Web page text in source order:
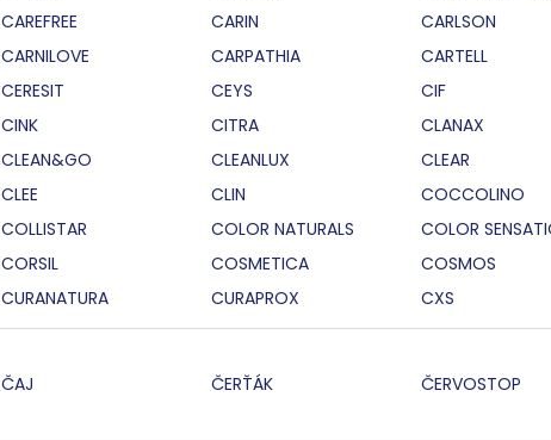
CAREFREE
CARIN CARLSON
CARNILOVE
CARPATHIA CARTELL
CERESIT
CEYS CIF
CINK
CITRA CLANAX
CLEAN&GO
CLEANLUX CLEAR
CLEE
CLIN COCCOLINO
COLLISTAR
COLOR NATURALS COLOR
CORSIL
COSMETICA COSMOS
CURANATURA
CURAPROX CXS
ČAJ ČERŤÁK ČERVOSTOP